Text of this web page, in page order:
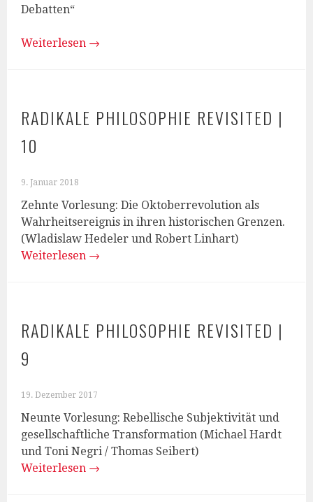
Debatten“
Weiterlesen →
RADIKALE PHILOSOPHIE REVISITED |
10
9. Januar 2018
Zehnte Vorlesung: Die Oktoberrevolution als
Wahrheitsereignis in ihren historischen Grenzen.
(Wladislaw Hedeler und Robert Linhart)
Weiterlesen →
RADIKALE PHILOSOPHIE REVISITED |
9
19. Dezember 2017
Neunte Vorlesung: Rebellische Subjektivität und
gesellschaftliche Transformation (Michael Hardt
und Toni Negri / Thomas Seibert)
Weiterlesen →